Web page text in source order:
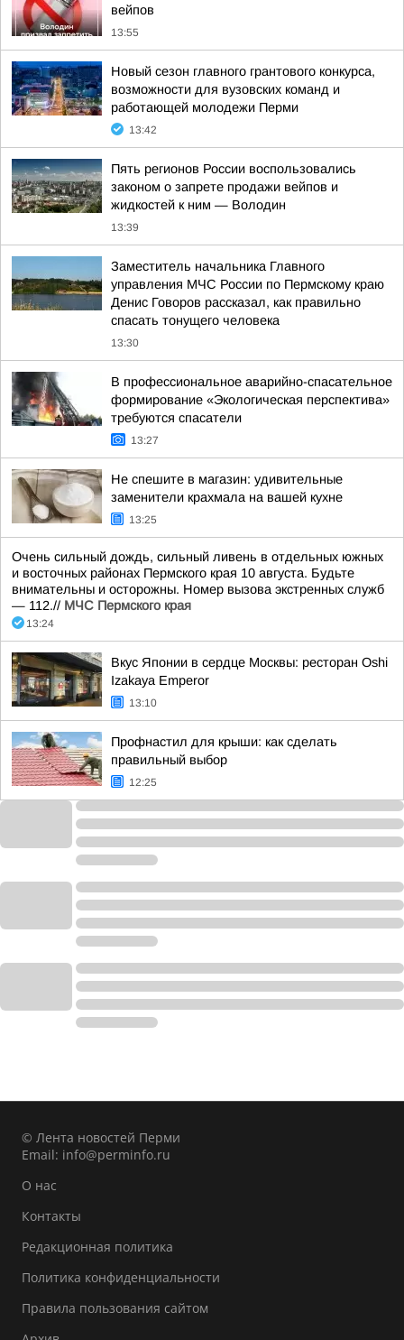
вейпов
13:55
Новый сезон главного грантового конкурса,
возможности для вузовских команд и
работающей молодежи Перми
13:42
Пять регионов России воспользовались
законом о запрете продажи вейпов и
жидкостей к ним — Володин
13:39
Заместитель начальника Главного
управления МЧС России по Пермскому краю
Денис Говоров рассказал, как правильно
спасать тонущего человека
13:30
В профессиональное аварийно-спасательное
формирование «Экологическая перспектива»
требуются спасатели
13:27
Не спешите в магазин: удивительные
заменители крахмала на вашей кухне
13:25
Очень сильный дождь, сильный ливень в отдельных южных
и восточных районах Пермского края 10 августа. Будьте
внимательны и осторожны. Номер вызова экстренных служб
— 112.// МЧС Пермского края
13:24
Вкус Японии в сердце Москвы: ресторан Oshi
Izakaya Emperor
13:10
Профнастил для крыши: как сделать
правильный выбор
12:25
© Лента новостей Перми
Email: info@perminfo.ru
О нас
Контакты
Редакционная политика
Политика конфиденциальности
Правила пользования сайтом